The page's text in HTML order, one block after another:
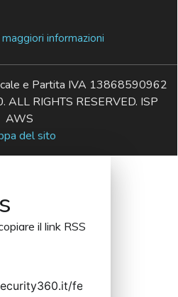
informazioni
e Partita IVA 13868590962
RIGHTS RESERVED. ISP
AWS
del sito
il link RSS